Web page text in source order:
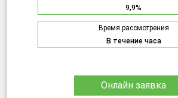
9,9%
Время рассмотрения
В течение часа
Онлайн заявка